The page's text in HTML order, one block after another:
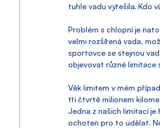
tuhle vadu vyřešila. Kdo
Problém s chlopní je
velmi rozšířená vada,
sportovce se stejnou
objevovat různé limitace
Věk limitem v mém
tři čtvrtě milionem
Jedna z našich limitací
ochoten pro to udělat.